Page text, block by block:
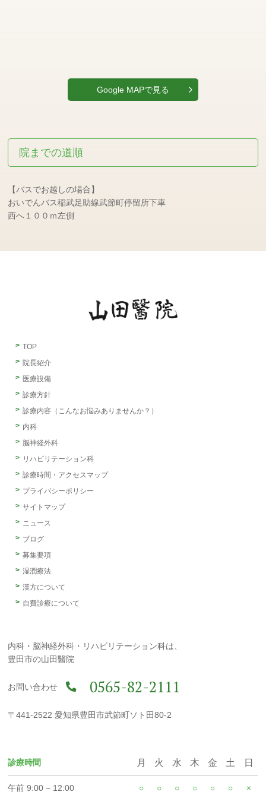
Google MAPで見る
院までの道順
【バスでお越しの場合】
おいでんバス稲武足助線武節町停留所下車
西へ１００ｍ左側
TOP
院長紹介
医療設備
診療方針
診療内容（こんなお悩みありませんか？）
内科
脳神経外科
リハビリテーション科
診療時間・アクセスマップ
プライバシーポリシー
サイトマップ
ニュース
ブログ
募集要項
湿潤療法
漢方について
自費診療について
内科・脳神経外科・リハビリテーション科は、
豊田市の山田醫院
お問い合わせ 0565-82-2111
〒441-2522 愛知県豊田市武節町ソト田80-2
診療時間 月 火 水 木 金 土 日
午前 9:00 − 12:00 ○ ○ ○ ○ ○ ○ ×